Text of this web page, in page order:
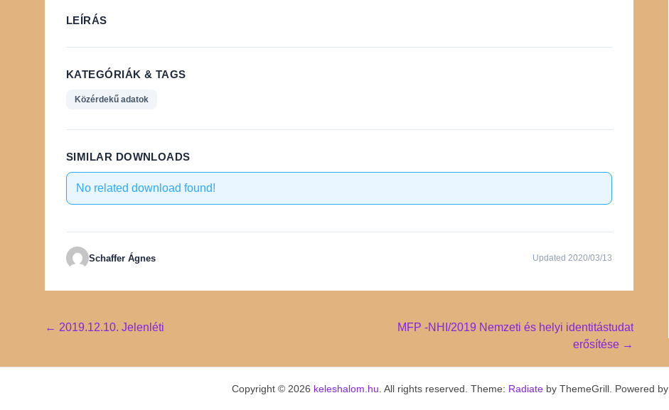
LEÍRÁS
KATEGÓRIÁK & TAGS
Közérdekű adatok
SIMILAR DOWNLOADS
No related download found!
Schaffer Ágnes Updated 2020/03/13
Post
← 2019.12.10. Jelenléti
MFP -NHI/2019 Nemzeti és helyi identitástudat
erősítése →
Copyright © 2026 keleshalom.hu . All rights reserved. Theme: Radiate by ThemeGrill. Powered by